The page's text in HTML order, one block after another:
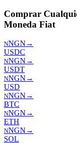
Comprar
Moneda Fiat
NNGN →
USDC
NNGN →
USDT
NNGN →
USD
NNGN →
BTC
NNGN →
ETH
NNGN →
SOL